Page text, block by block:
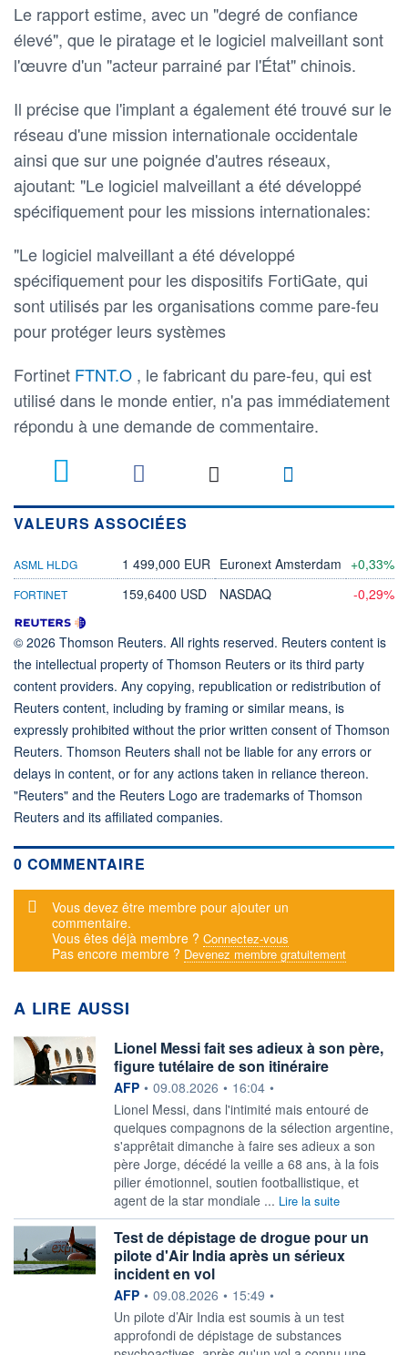
Le rapport estime, avec un "degré de confiance
élevé", que le piratage et le logiciel malveillant sont
l'œuvre d'un "acteur parrainé par l'État" chinois.
Il précise que l'implant a également été trouvé sur le
réseau d'une mission internationale occidentale
ainsi que sur une poignée d'autres réseaux,
ajoutant: "Le logiciel malveillant a été développé
spécifiquement pour les missions internationales:
"Le logiciel malveillant a été développé
spécifiquement pour les dispositifs FortiGate, qui
sont utilisés par les organisations comme pare-feu
pour protéger leurs systèmes
Fortinet FTNT.O , le fabricant du pare-feu, qui est
utilisé dans le monde entier, n'a pas immédiatement
répondu à une demande de commentaire.
VALEURS ASSOCIÉES
ASML HLDG 1 499,000 EUR Euronext Amsterdam +0,33%
FORTINET 159,6400 USD NASDAQ -0,29%
© 2026 Thomson Reuters. All rights reserved. Reuters content is
the intellectual property of Thomson Reuters or its third party
content providers. Any copying, republication or redistribution of
Reuters content, including by framing or similar means, is
expressly prohibited without the prior written consent of Thomson
Reuters. Thomson Reuters shall not be liable for any errors or
delays in content, or for any actions taken in reliance thereon.
"Reuters" and the Reuters Logo are trademarks of Thomson
Reuters and its affiliated companies.
0 COMMENTAIRE
Message d'alerte
Vous devez être membre pour ajouter un
commentaire.
Vous êtes déjà membre ? Connectez-vous
Pas encore membre ? Devenez membre gratuitement
A LIRE AUSSI
Lionel Messi fait ses adieux à son père,
figure tutélaire de son itinéraire
information fournie par
AFP • 09.08.2026 • 16:04 •
Lionel Messi, dans l'intimité mais entouré de
quelques compagnons de la sélection argentine,
s'apprêtait dimanche à faire ses adieux a son
père Jorge, décédé la veille a 68 ans, à la fois
pilier émotionnel, soutien footballistique, et
agent de la star mondiale ... Lire la suite
Test de dépistage de drogue pour un
pilote d'Air India après un sérieux
incident en vol
information fournie par
AFP • 09.08.2026 • 15:49 •
Un pilote d’Air India est soumis à un test
approfondi de dépistage de substances